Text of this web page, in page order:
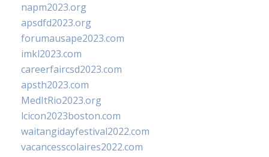
napm2023.org
apsdfd2023.org
forumausape2023.com
imkl2023.com
careerfaircsd2023.com
apsth2023.com
MedItRio2023.org
lcicon2023boston.com
waitangidayfestival2022.com
vacancesscolaires2022.com